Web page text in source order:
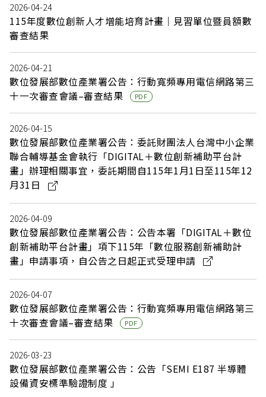
2026-04-24
115年度數位創新人才增能培育計畫｜見習單位暨員額數
審查結果
2026-04-21
數位發展部數位產業署公告：行動寬頻專用電信網路第三
十一次審查會議–審查結果
PDF
2026-04-15
數位發展部數位產業署公告：委託財團法人台灣中小企業
聯合輔導基金會執行「DIGITAL＋數位創新補助平台計
畫」辦理相關事宜，委託期間自115年1月1日至115年12
月31日
2026-04-09
數位發展部數位產業署公告：公告本署「DIGITAL＋數位
創新補助平台計畫」項下115年「數位服務創新補助計
畫」申請事項，自公告之日起正式受理申請
2026-04-07
數位發展部數位產業署公告：行動寬頻專用電信網路第三
十次審查會議–審查結果
PDF
2026-03-23
數位發展部數位產業署公告：公告「SEMI E187 半導體
設備資安標準驗證制度 」